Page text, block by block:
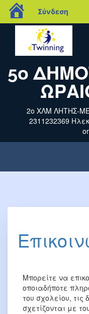
blogs.sch.gr
Σύνδεση
5ο
2ο ΧΛΜ ΛΗΤΗΣ-
2311232369
Μπορείτε να
οποιαδήποτε
του σχολείου,
σχετίζονται με